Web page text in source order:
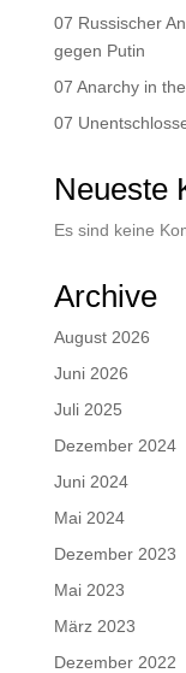
07 Russischer
gegen Putin
07 Anarchy in
07
Neueste
Es sind keine
Archive
August 2026
Juni 2026
Juli 2025
Dezember 2024
Juni 2024
Mai 2024
Dezember 2023
Mai 2023
März 2023
Dezember 2022